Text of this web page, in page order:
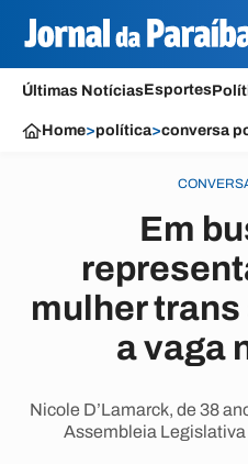
Últimas NotíciasEsportes
Home>política>conversa
Em
mulher
a vaga
Nicole D’Lamarck, de 38
Assembleia